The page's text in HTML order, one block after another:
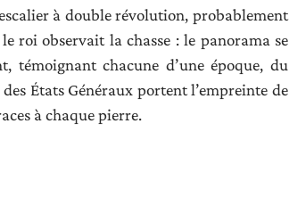
à double révolution, probablement
roi observait la chasse : le panorama se
témoignant chacune d’une époque, du
États Généraux portent l’empreinte de
à chaque pierre.